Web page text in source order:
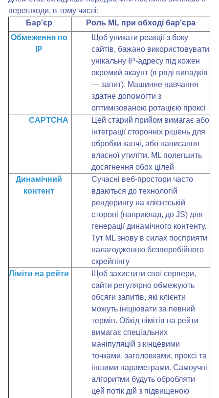
перешкоди, в тому числі:
Бар'єр
Роль ML при обході бар'єра
Обмеження по
IP
Щоб уникати реакції з боку
сайтів, бажано використовувати
унікальну IP-адресу під кожен
окремий акаунт (в ряді випадків
— запит). Машинне навчання
здатне допомогти з
оптимізованою ротацією проксі
CAPTCHA
Цей старий прийом вимагає або
інтеграції сторонніх рішень для
обробки капчі, або написання
власної утиліти. ML полегшить
досягнення обох цілей
Динамічний
контент
Сучасні веб-простори часто
вдаються до технологій
рендерингу на клієнтській
стороні (наприклад, до JS) для
генерації динамічного контенту.
Тут ML знову в силах посприяти
налагодженню безперебійного
скрейпінгу
Ліміти на рейти
Щоб захистити свої сервери,
сайти регулярно обмежують
обсяги запитів, які клієнти
можуть ініціювати за певний
термін. Обхід лімітів на рейти
вимагає спеціальних
маніпуляцій з кінцевими
точками, заголовками, проксі та
іншими параметрами. Самоучні
алгоритми будуть обробляти
цей потік дій з підвищеною